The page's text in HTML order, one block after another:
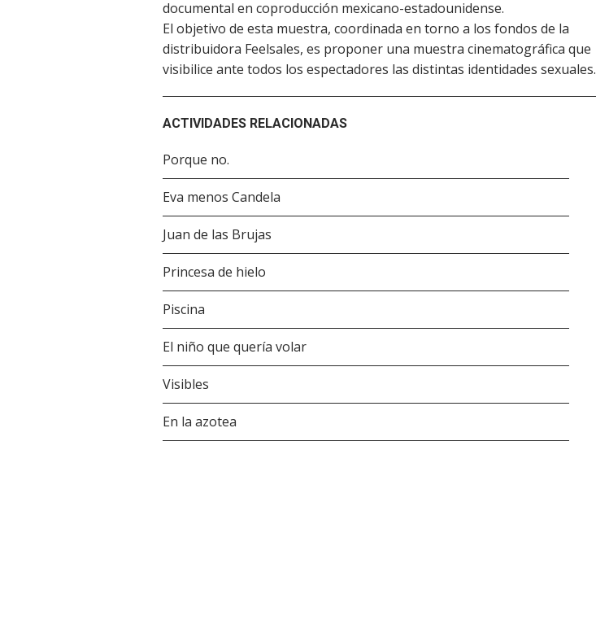
documental en coproducción mexicano-estadounidense.
El objetivo de esta muestra, coordinada en torno a los fondos de la
distribuidora Feelsales, es proponer una muestra cinematográfica que
visibilice ante todos los espectadores las distintas identidades sexuales.
ACTIVIDADES RELACIONADAS
Porque no.
Eva menos Candela
Juan de las Brujas
Princesa de hielo
Piscina
El niño que quería volar
Visibles
En la azotea